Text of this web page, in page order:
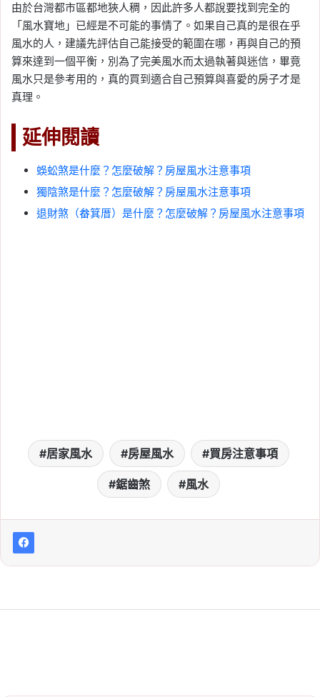
由於台灣都市區都地狹人稠，因此許多人都說要找到完全的
「風水寶地」已經是不可能的事情了。如果自己真的是很在乎
風水的人，建議先評估自己能接受的範圍在哪，再與自己的預
算來達到一個平衡，別為了完美風水而太過執著與迷信，畢竟
風水只是參考用的，真的買到適合自己預算與喜愛的房子才是
真理。
延伸閱讀
蜈蚣煞是什麼？怎麼破解？房屋風水注意事項
獨陰煞是什麼？怎麼破解？房屋風水注意事項
退財煞（畚箕厝）是什麼？怎麼破解？房屋風水注意事項
居家風水 房屋風水 買房注意事項
鋸齒煞 風水